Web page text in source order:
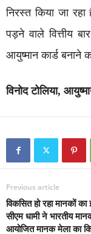
निरस्त किया जा
पड़ने वाले वित्तीय
आयुष्मान कार्ड बनाने
विनोद टोलिया,
Previous article
विकसित हो रहा मानकों
सीएम धामी ने भारतीय मानक
आयोजित मानक मेला का